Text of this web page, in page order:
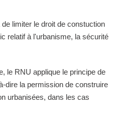
limiter le droit de constuction
relatif à l'urbanisme, la sécurité
le RNU applique le principe de
dire la permission de construire
urbanisées, dans les cas